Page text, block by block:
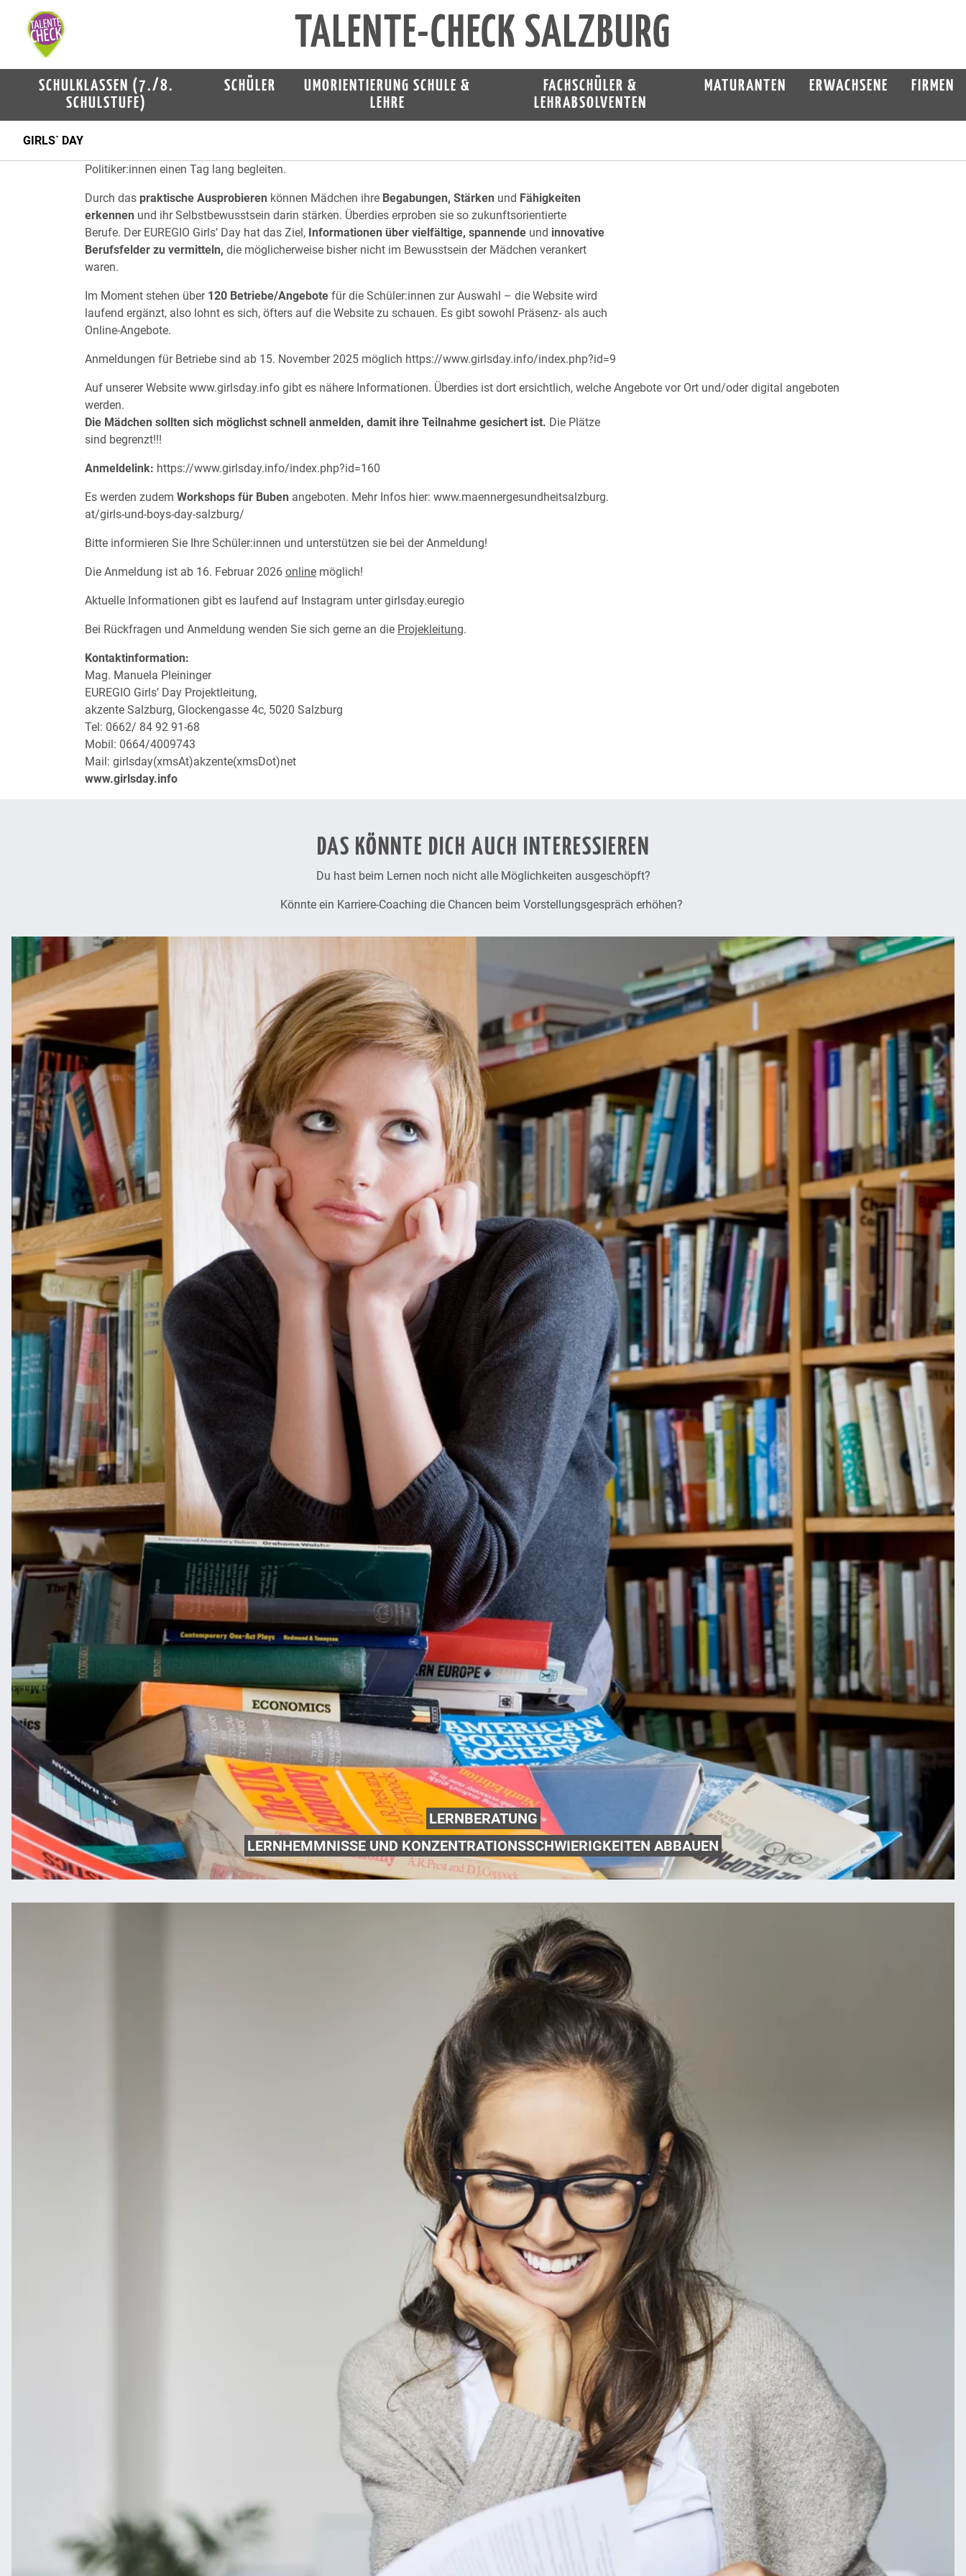
TALENTE-CHECK SALZBURG
SCHULKLASSEN (7./8.
SCHULSTUFE)
SCHÜLER
UMORIENTIERUNG SCHULE &
LEHRE
FACHSCHÜLER &
LEHRABSOLVENTEN
MATURANTEN ERWACHSENE FIRMEN
GIRLS` DAY
Der EUREGIO Girls’ Day ist ein inklusiver, grenzüberschreitender Berufsorientierungstag für Mädchen
zwischen 10 und 18 Jahren (für Mädchen mit Einschränkungen und chronischen Erkrankungen bis 20
Jahre). Er findet am 23. April 2026 statt. Mädchen können unterschiedliche
Politiker:innen einen Tag lang begleiten.
Durch das praktische Ausprobieren können Mädchen ihre Begabungen, Stärken und Fähigkeiten
erkennen und ihr Selbstbewusstsein darin stärken. Überdies erproben sie so zukunftsorientierte
Berufe. Der EUREGIO Girls’ Day hat das Ziel, Informationen über vielfältige, spannende und innovative
Berufsfelder zu vermitteln, die möglicherweise bisher nicht im Bewusstsein der Mädchen verankert
waren.
Im Moment stehen über 120 Betriebe/Angebote für die Schüler:innen zur Auswahl – die Website wird
laufend ergänzt, also lohnt es sich, öfters auf die Website zu schauen. Es gibt sowohl Präsenz- als auch
Online-Angebote.
Anmeldungen für Betriebe sind ab 15. November 2025 möglich https://www.girlsday.info/index.php?id=9
Auf unserer Website www.girlsday.info gibt es nähere Informationen. Überdies ist dort ersichtlich, welche Angebote vor Ort und/oder digital angeboten
werden.
Die Mädchen sollten sich möglichst schnell anmelden, damit ihre Teilnahme gesichert ist. Die Plätze
sind begrenzt!!!
Anmeldelink: https://www.girlsday.info/index.php?id=160
Es werden zudem Workshops für Buben angeboten. Mehr Infos hier: www.maennergesundheitsalzburg.
at/girls-und-boys-day-salzburg/
Bitte informieren Sie Ihre Schüler:innen und unterstützen sie bei der Anmeldung!
Die Anmeldung ist ab 16. Februar 2026 online möglich!
Aktuelle Informationen gibt es laufend auf Instagram untergirlsday.euregio
Bei Rückfragen und Anmeldung wenden Sie sich gerne an die Projekleitung.
Kontaktinformation:
Mag. Manuela Pleininger
EUREGIO Girls’ Day Projektleitung,
akzente Salzburg, Glockengasse 4c, 5020 Salzburg
Tel: 0662/ 84 92 91-68
Mobil: 0664/4009743
Mail: girlsday(xmsAt)akzente(xmsDot)net
www.girlsday.info
DAS KÖNNTE DICH AUCH INTERESSIEREN
Du hast beim Lernen noch nicht alle Möglichkeiten ausgeschöpft?
Könnte ein Karriere-Coaching die Chancen beim Vorstellungsgespräch erhöhen?
LERNBERATUNG
LERNHEMMNISSE UND KONZENTRATIONSSCHWIERIGKEITEN ABBAUEN